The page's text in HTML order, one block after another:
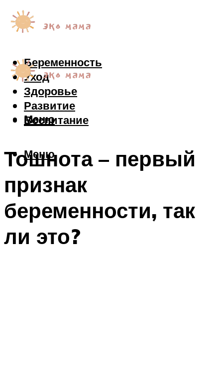
Беременность
Уход
Здоровье
Развитие
Воспитание
Меню
Меню
Тошнота – первый
признак
беременности, так
ли это?